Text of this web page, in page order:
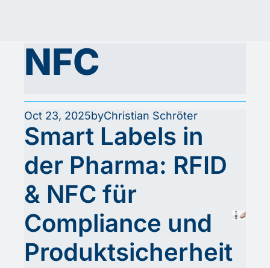
NFC
Oct 23, 2025byChristian Schröter
Smart Labels in
der Pharma: RFID
& NFC für
Compliance und
Produktsicherheit